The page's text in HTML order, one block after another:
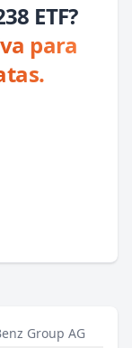
ETF?
para
Group AG